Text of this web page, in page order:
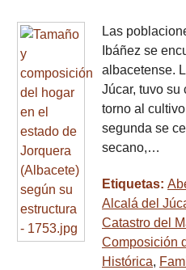
Las
Ibáñez se
albacetense.
Júcar, tuvo su
torno al
segunda se
secano,…
Etiquetas:
Alcalá del
Catastro del
Composición
Histórica,